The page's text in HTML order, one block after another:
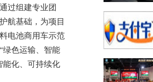
过组建专业团
航基础，为项目
电池商用车示范
绿色运输、智能
能化、可持续化